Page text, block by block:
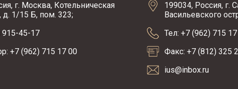
г. Москва, Котельническая
д. 1/15 Б, пом. 323;
915-45-17
+7 (962) 715 17 00
199034, Россия, г.
Васильевского
Тел: +7 (962) 715
Факс: +7 (812) 325
ius@inbox.ru